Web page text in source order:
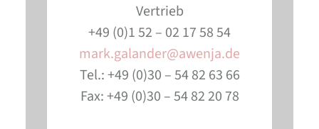
Vertrieb
+49 (0)1 52 – 02 17 58 54
mark.galander@awenja.de
Tel.: +49 (0)30 – 54 82 63 66
Fax: +49 (0)30 – 54 82 20 78